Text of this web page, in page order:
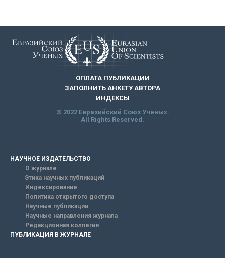
ОПЛАТА ПУБЛИКАЦИИ
ЗАПОЛНИТЬ АНКЕТУ АВТОРА
ИНДЕКСЫ
© 2022 Евразийский Союз Ученых.
All Rights Reserved.
НАУЧНОЕ ИЗДАТЕЛЬСТВО
О журнале
Этика научных публикаций
Индексирование
Политика открытого доступа
Научные публикации
Научные направления журнала
Редакционная коллегия
ПУБЛИКАЦИЯ В ЖУРНАЛЕ